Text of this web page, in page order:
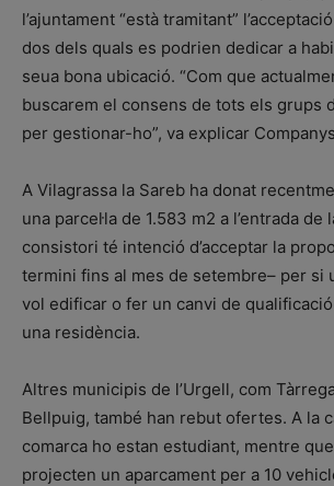
l’ajuntament “està tramitant”
dos dels quals es podrien dedicar a
seua bona ubicació. “Com que
buscarem el consens de tots els grups
per gestionar-ho”, va explicar
A Vilagrassa la Sareb ha donat
una parcel·la de 1.583 m2 a l’entrada de
consistori té intenció d’acceptar la
termini fins al mes de setembre– per si
vol edificar o fer un canvi de
una residència.
Altres municipis de l’Urgell, com
Bellpuig, també han rebut ofertes. A la
comarca ho estan estudiant, mentre
projecten un aparcament per a 10